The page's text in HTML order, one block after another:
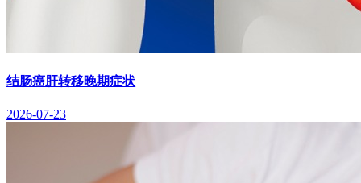
结肠癌肝转移晚期症状
2026-07-23